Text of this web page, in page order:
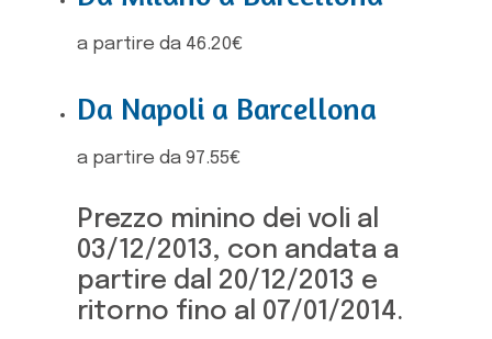
a partire da 46.20€
Da Napoli a Barcellona
a partire da 97.55€
Prezzo minino dei voli al
03/12/2013, con andata a
partire dal 20/12/2013 e
ritorno fino al 07/01/2014.